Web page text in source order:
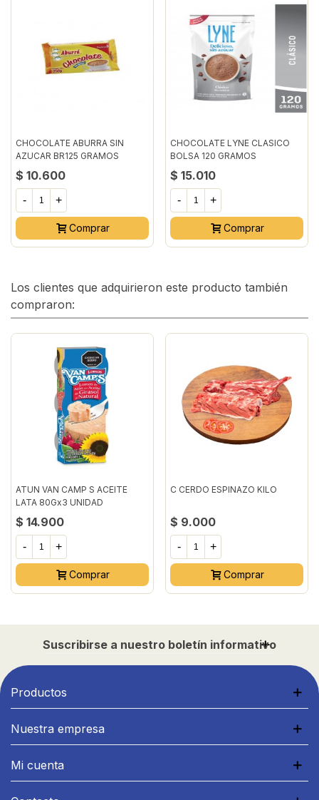
CHOCOLATE ABURRA SIN
AZUCAR BR125 GRAMOS
$ 10.600
- +
Comprar
CHOCOLATE LYNE CLASICO
BOLSA 120 GRAMOS
$ 15.010
- +
Comprar
Los clientes que adquirieron este producto también
compraron:
ATUN VAN CAMP S ACEITE
LATA 80Gx3 UNIDAD
$ 14.900
- +
Comprar
C CERDO ESPINAZO KILO
$ 9.000
- +
Comprar
Suscribirse a nuestro boletín informativo
Productos
Nuestra empresa
Mi cuenta